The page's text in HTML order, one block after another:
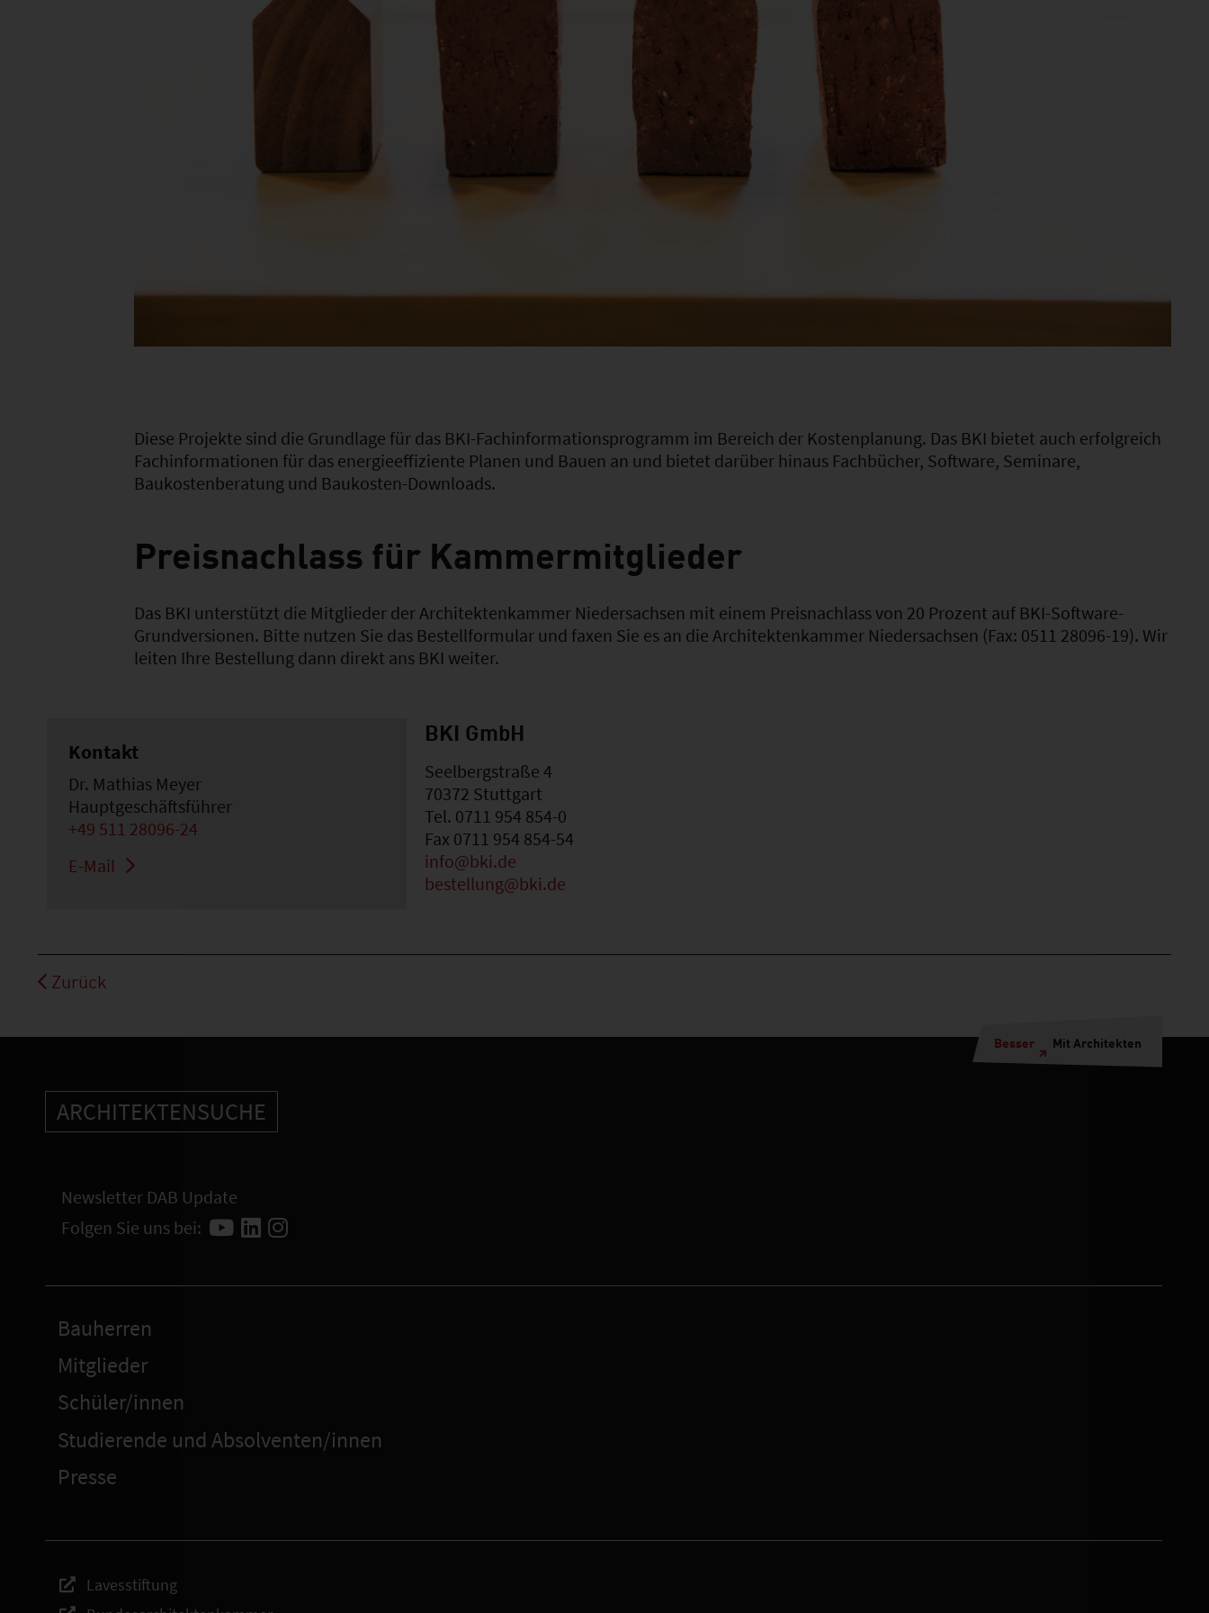
Diese Projekte sind die Grundlage für das BKI-Fachinformationsprogramm im Bereich der Kostenplanung. Das BKI bietet auch erfolgreich
Fachinformationen für das energieeffiziente Planen und Bauen an und bietet darüber hinaus Fachbücher, Software, Seminare,
Baukostenberatung und Baukosten-Downloads.
Preisnachlass für Kammermitglieder
Das BKI unterstützt die Mitglieder der Architektenkammer Niedersachsen mit einem Preisnachlass von 20 Prozent auf BKI-Software-
Grundversionen. Bitte nutzen Sie das Bestellformular und faxen Sie es an die Architektenkammer Niedersachsen (Fax: 0511 28096-19). Wir
leiten Ihre Bestellung dann direkt ans BKI weiter.
Kontakt
Dr. Mathias Meyer
Hauptgeschäftsführer
+49 511 28096-24
E-Mail
BKI GmbH
Seelbergstraße 4
70372 Stuttgart
Tel. 0711 954 854-0
Fax 0711 954 854-54
info@bki.de
bestellung@bki.de
Zurück
Besser Mit Architekten
ARCHITEKTENSUCHE
Newsletter DAB Update
Folgen Sie uns bei:
Bauherren
Mitglieder
Schüler/innen
Studierende und Absolventen/innen
Presse
Lavesstiftung